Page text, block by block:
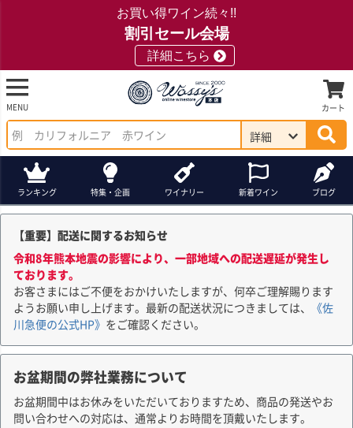
お買い得ワイン続々!!
割引セール会場
詳細こちら
MENU カート
詳細
ランキング 特集・企画 ワイナリー 新着ワイン ブログ
【重要】配送に関するお知らせ
令和8年熊本地震の影響により、一部地域への配送遅延が発生し
ております。
お客さまにはご不便をおかけいたしますが、何卒ご理解賜ります
ようお願い申し上げます。最新の配送状況につきましては、
《佐
川急便の公式HP》 をご確認ください。
お盆期間の弊社業務について
お盆期間中はお休みをいただいておりますため、商品の発送やお
問い合わせへの対応は、通常よりお時間を頂戴いたします。